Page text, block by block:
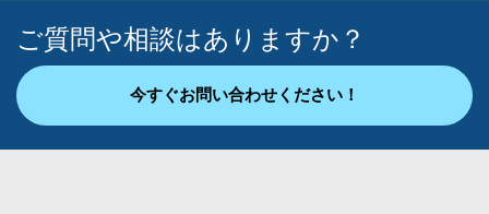
ご質問や相談はありますか？
今すぐお問い合わせください！